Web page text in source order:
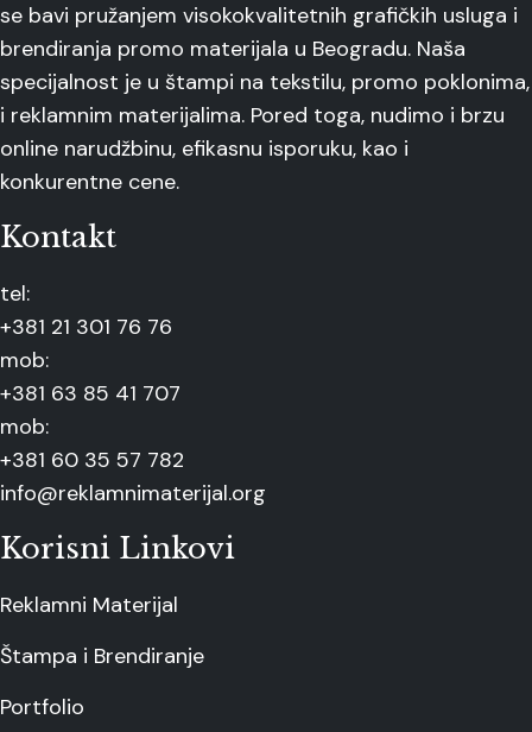
se bavi pružanjem visokokvalitetnih grafičkih usluga i
brendiranja promo materijala u Beogradu. Naša
specijalnost je u štampi na tekstilu, promo poklonima,
i reklamnim materijalima. Pored toga, nudimo i brzu
online narudžbinu, efikasnu isporuku, kao i
konkurentne cene.
Kontakt
tel:
+381 21 301 76 76
mob:
+381 63 85 41 707
mob:
+381 60 35 57 782
info@reklamnimaterijal.org
Korisni Linkovi
Reklamni Materijal
Štampa i Brendiranje
Portfolio